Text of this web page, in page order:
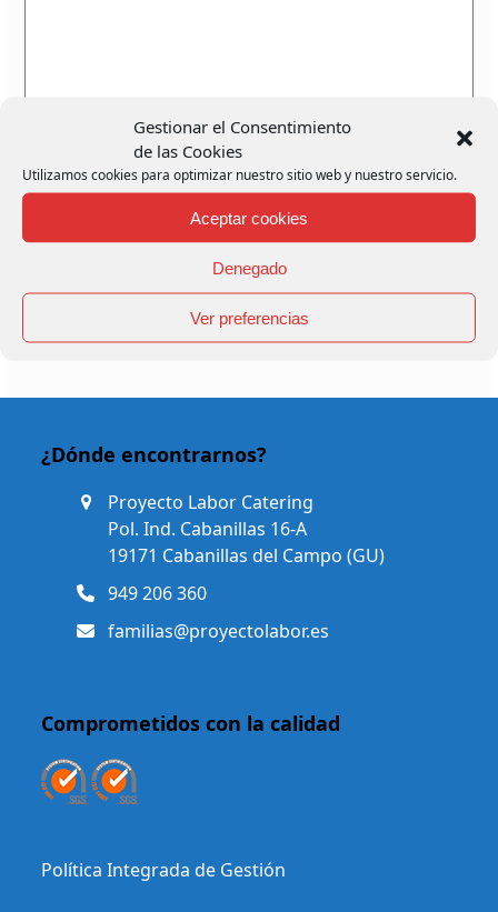
Gestionar el Consentimiento
de las Cookies
Utilizamos cookies para optimizar nuestro sitio web y nuestro servicio.
Aceptar cookies
Denegado
Ver preferencias
He leído y acepto la política de privacidad de
¿Dónde encontrarnos?
Proyecto Labor Catering
Pol. Ind. Cabanillas 16-A
19171 Cabanillas del Campo (GU)
949 206 360
familias@proyectolabor.es
Comprometidos con la calidad
Política Integrada de Gestión